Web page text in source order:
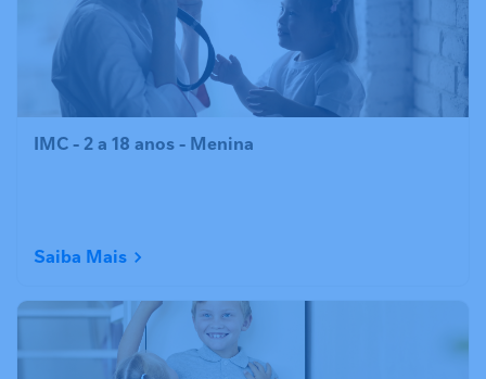
IMC - 2 a 18 anos - Menina
Saiba Mais